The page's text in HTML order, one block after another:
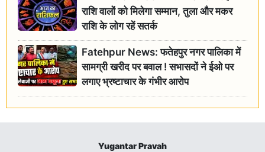
राशि वालों को मिलेगा सम्मान, तुला और मकर
राशि के लोग रहें सतर्क
Fatehpur News: फतेहपुर नगर पालिका में
सामग्री खरीद पर बवाल ! सभासदों ने ईओ पर
लगाए भ्रष्टाचार के गंभीर आरोप
Yugantar Pravah